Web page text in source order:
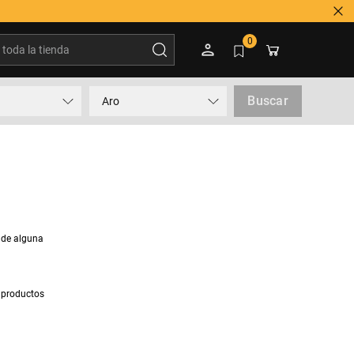
0
Aro Buscar
alguna